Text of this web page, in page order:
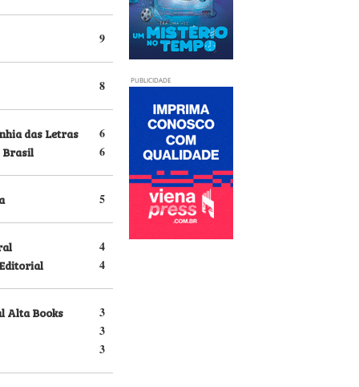
9
8
6
das Letras
6
5
4
4
3
Alta Books
3
3
PUBLICIDADE